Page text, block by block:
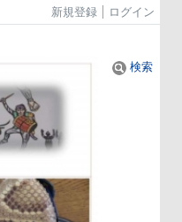
新規登録 ログイン
検索